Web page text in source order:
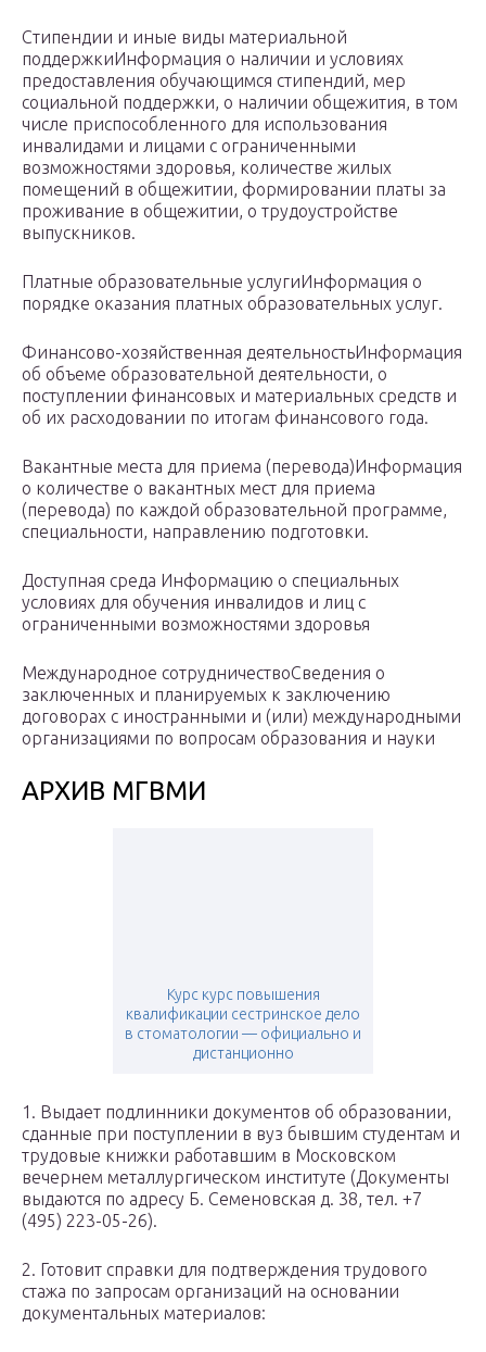
Стипендии и иные виды материальной
поддержкиИнформация о наличии и условиях
предоставления обучающимся стипендий, мер
социальной поддержки, о наличии общежития, в том
числе приспособленного для использования
инвалидами и лицами с ограниченными
возможностями здоровья, количестве жилых
помещений в общежитии, формировании платы за
проживание в общежитии, о трудоустройстве
выпускников.
Платные образовательные услугиИнформация о
порядке оказания платных образовательных услуг.
Финансово-хозяйственная деятельностьИнформация
об объеме образовательной деятельности, о
поступлении финансовых и материальных средств и
об их расходовании по итогам финансового года.
Вакантные места для приема (перевода)Информация
о количестве о вакантных мест для приема
(перевода) по каждой образовательной программе,
специальности, направлению подготовки.
Доступная среда Информацию о специальных
условиях для обучения инвалидов и лиц с
ограниченными возможностями здоровья
Международное сотрудничествоСведения о
заключенных и планируемых к заключению
договорах с иностранными и (или) международными
организациями по вопросам образования и науки
АРХИВ МГВМИ
Курс курс повышения
квалификации сестринское дело
в стоматологии — официально и
дистанционно
1. Выдает подлинники документов об образовании,
сданные при поступлении в вуз бывшим студентам и
трудовые книжки работавшим в Московском
вечернем металлургическом институте (Документы
выдаются по адресу Б. Семеновская д. 38, тел. +7
(495) 223-05-26).
2. Готовит справки для подтверждения трудового
стажа по запросам организаций на основании
документальных материалов: